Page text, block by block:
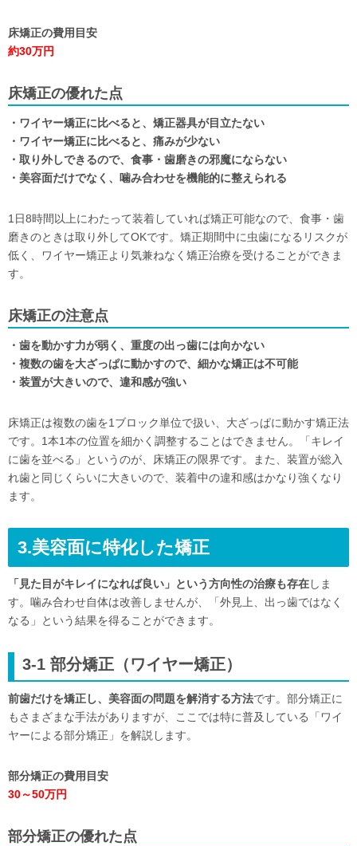
床矯正の費用目安
約30万円
床矯正の優れた点
・ワイヤー矯正に比べると、矯正器具が目立たない
・ワイヤー矯正に比べると、痛みが少ない
・取り外しできるので、食事・歯磨きの邪魔にならない
・美容面だけでなく、噛み合わせを機能的に整えられる
1日8時間以上にわたって装着していれば矯正可能なので、食事・歯
磨きのときは取り外してOKです。矯正期間中に虫歯になるリスクが
低く、ワイヤー矯正より気兼ねなく矯正治療を受けることができま
す。
床矯正の注意点
・歯を動かす力が弱く、重度の出っ歯には向かない
・複数の歯を大ざっぱに動かすので、細かな矯正は不可能
・装置が大きいので、違和感が強い
床矯正は複数の歯を1ブロック単位で扱い、大ざっぱに動かす矯正法
です。1本1本の位置を細かく調整することはできません。「キレイ
に歯を並べる」というのが、床矯正の限界です。また、装置が総入
れ歯と同じくらいに大きいので、装着中の違和感はかなり強くなり
ます。
3.美容面に特化した矯正
「見た目がキレイになれば良い」という方向性の治療も存在しま
す。噛み合わせ自体は改善しませんが、「外見上、出っ歯ではなく
なる」という結果を得ることができます。
3-1 部分矯正（ワイヤー矯正）
前歯だけを矯正し、美容面の問題を解消する方法です。部分矯正に
もさまざまな手法がありますが、ここでは特に普及している「ワイ
ヤーによる部分矯正」を解説します。
部分矯正の費用目安
30～50万円
部分矯正の優れた点